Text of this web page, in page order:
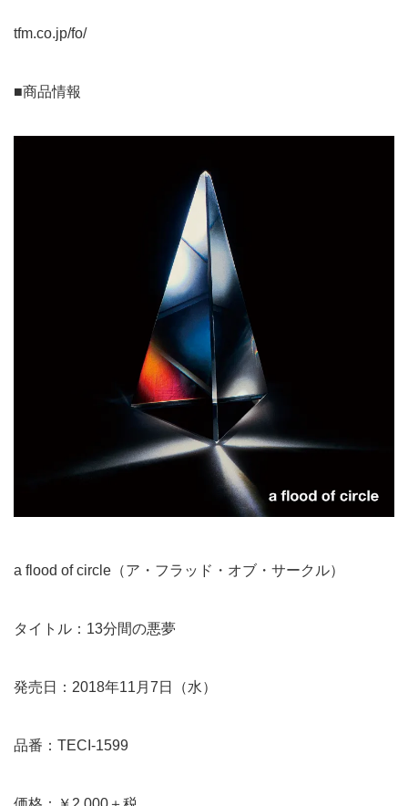
tfm.co.jp/fo/
■商品情報
a flood of circle（ア・フラッド・オブ・サークル）
タイトル：13分間の悪夢
発売日：2018年11月7日（水）
品番：TECI-1599